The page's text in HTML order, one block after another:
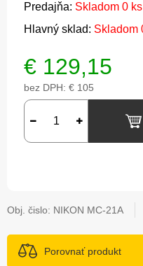
Predajňa: Skladom 0 ks
Hlavný sklad: Skladom
€ 129,15
bez DPH: € 105
Obj. čislo: NIKON MC-21A
Porovnať produkt